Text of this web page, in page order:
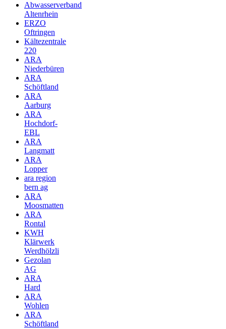
Abwasserverband
Altenrhein
ERZO
Oftringen
Kältezentrale
220
ARA
Niederbüren
ARA
Schöftland
ARA
Aarburg
ARA
Hochdorf-
EBL
ARA
Langmatt
ARA
Lopper
ara region
bern ag
ARA
Moosmatten
ARA
Rontal
KWH
Klärwerk
Werdhölzli
Gezolan
AG
ARA
Hard
ARA
Wohlen
ARA
Schöftland